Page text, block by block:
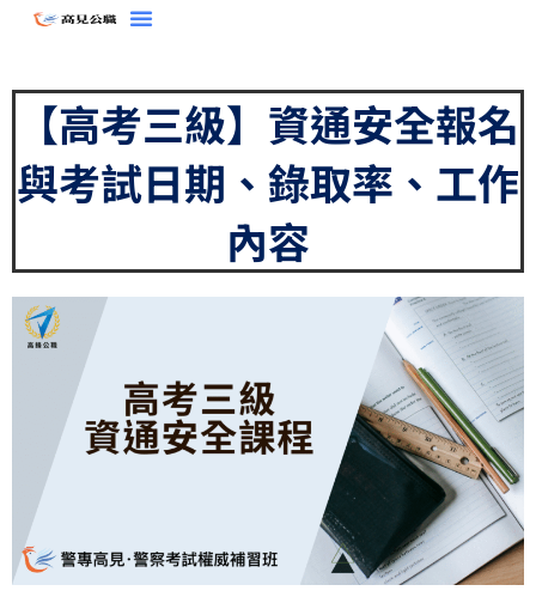
【高考三級】資通安全報名
與考試日期、錄取率、工作
內容